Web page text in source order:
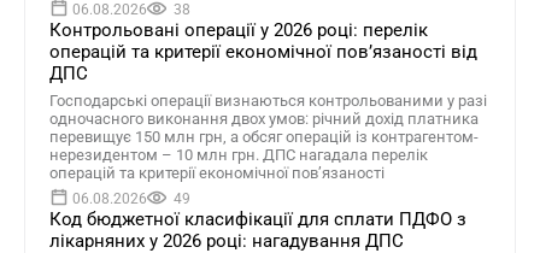
06.08.2026 38
Контрольовані операції у 2026 році: перелік
операцій та критерії економічної пов’язаності від
ДПС
Господарські операції визнаються контрольованими у разі
одночасного виконання двох умов: річний дохід платника
перевищує 150 млн грн, а обсяг операцій із контрагентом-
нерезидентом – 10 млн грн. ДПС нагадала перелік
операцій та критерії економічної пов’язаності
06.08.2026 49
Код бюджетної класифікації для сплати ПДФО з
лікарняних у 2026 році: нагадування ДПС